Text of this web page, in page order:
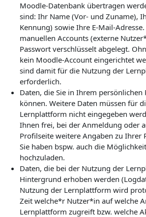
Moodle-Datenbank übertragen
sind: Ihr Name (Vor- und Zuname),
Kennung) sowie Ihre E-Mail-
manuellen Accounts (externe
Passwort verschlüsselt abgelegt.
kein Moodle-Account eingerichtet
sind damit für die Nutzung der
erforderlich.
Daten, die Sie in Ihrem persönlichen
können. Weitere Daten müssen für
Lernplattform nicht eingegeben
Ihnen frei, bei der Anmeldung oder
Profilseite weitere Angaben zu Ihrer
Sie haben bspw. auch die
hochzuladen.
Daten, die bei der Nutzung der
Hintergrund erhoben werden
Nutzung der Lernplattform wird
Zeit welche*r Nutzer*in auf welche
Lernplattform zugreift bzw. welche